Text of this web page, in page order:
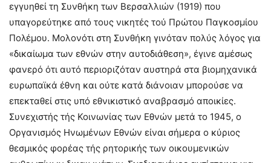
εγγυηθεί τη Συνθήκη των Βερσαλλιών (1919) που
υπαγορεύτηκε από τους νικητές τού Πρώτου Παγκοσμίου
Πολέμου. Μολονότι στη Συνθήκη γινόταν πολύς λόγος για
«δικαίωμα των εθνών στην αυτοδιάθεση», έγινε αμέσως
φανερό ότι αυτό περιοριζόταν αυστηρά στα βιομηχανικά
ευρωπαϊκά έθνη και ούτε κατά διάνοιαν μπορούσε να
επεκταθεί στις υπό εθνικιστικό αναβρασμό αποικίες.
Συνεχιστής τής Κοινωνίας των Εθνών μετά το 1945, ο
Οργανισμός Ηνωμένων Εθνών είναι σήμερα ο κύριος
θεσμικός φορέας τής ρητορικής των οικουμενικών